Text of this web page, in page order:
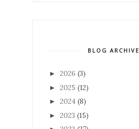
BLOG ARCHIVE
► 2026 (3)
► 2025 (12)
► 2024 (8)
► 2023 (15)